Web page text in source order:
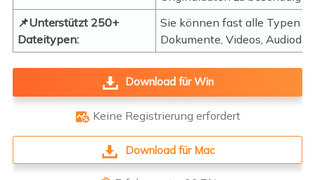
📌Unterstützt 250+
Dateitypen:
Sie können fast alle Typen
Dokumente, Videos,
Download für Win
 Keine Registrierung erfordert
Download für Mac